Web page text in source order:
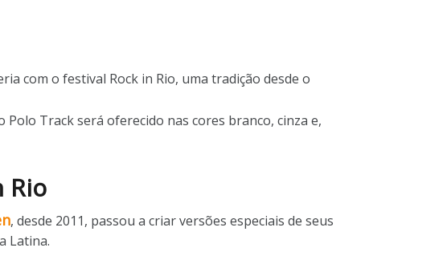
com o festival Rock in Rio, uma tradição desde o
Polo Track será oferecido nas cores branco, cinza e,
Rio
, desde 2011, passou a criar versões especiais de seus
Latina.